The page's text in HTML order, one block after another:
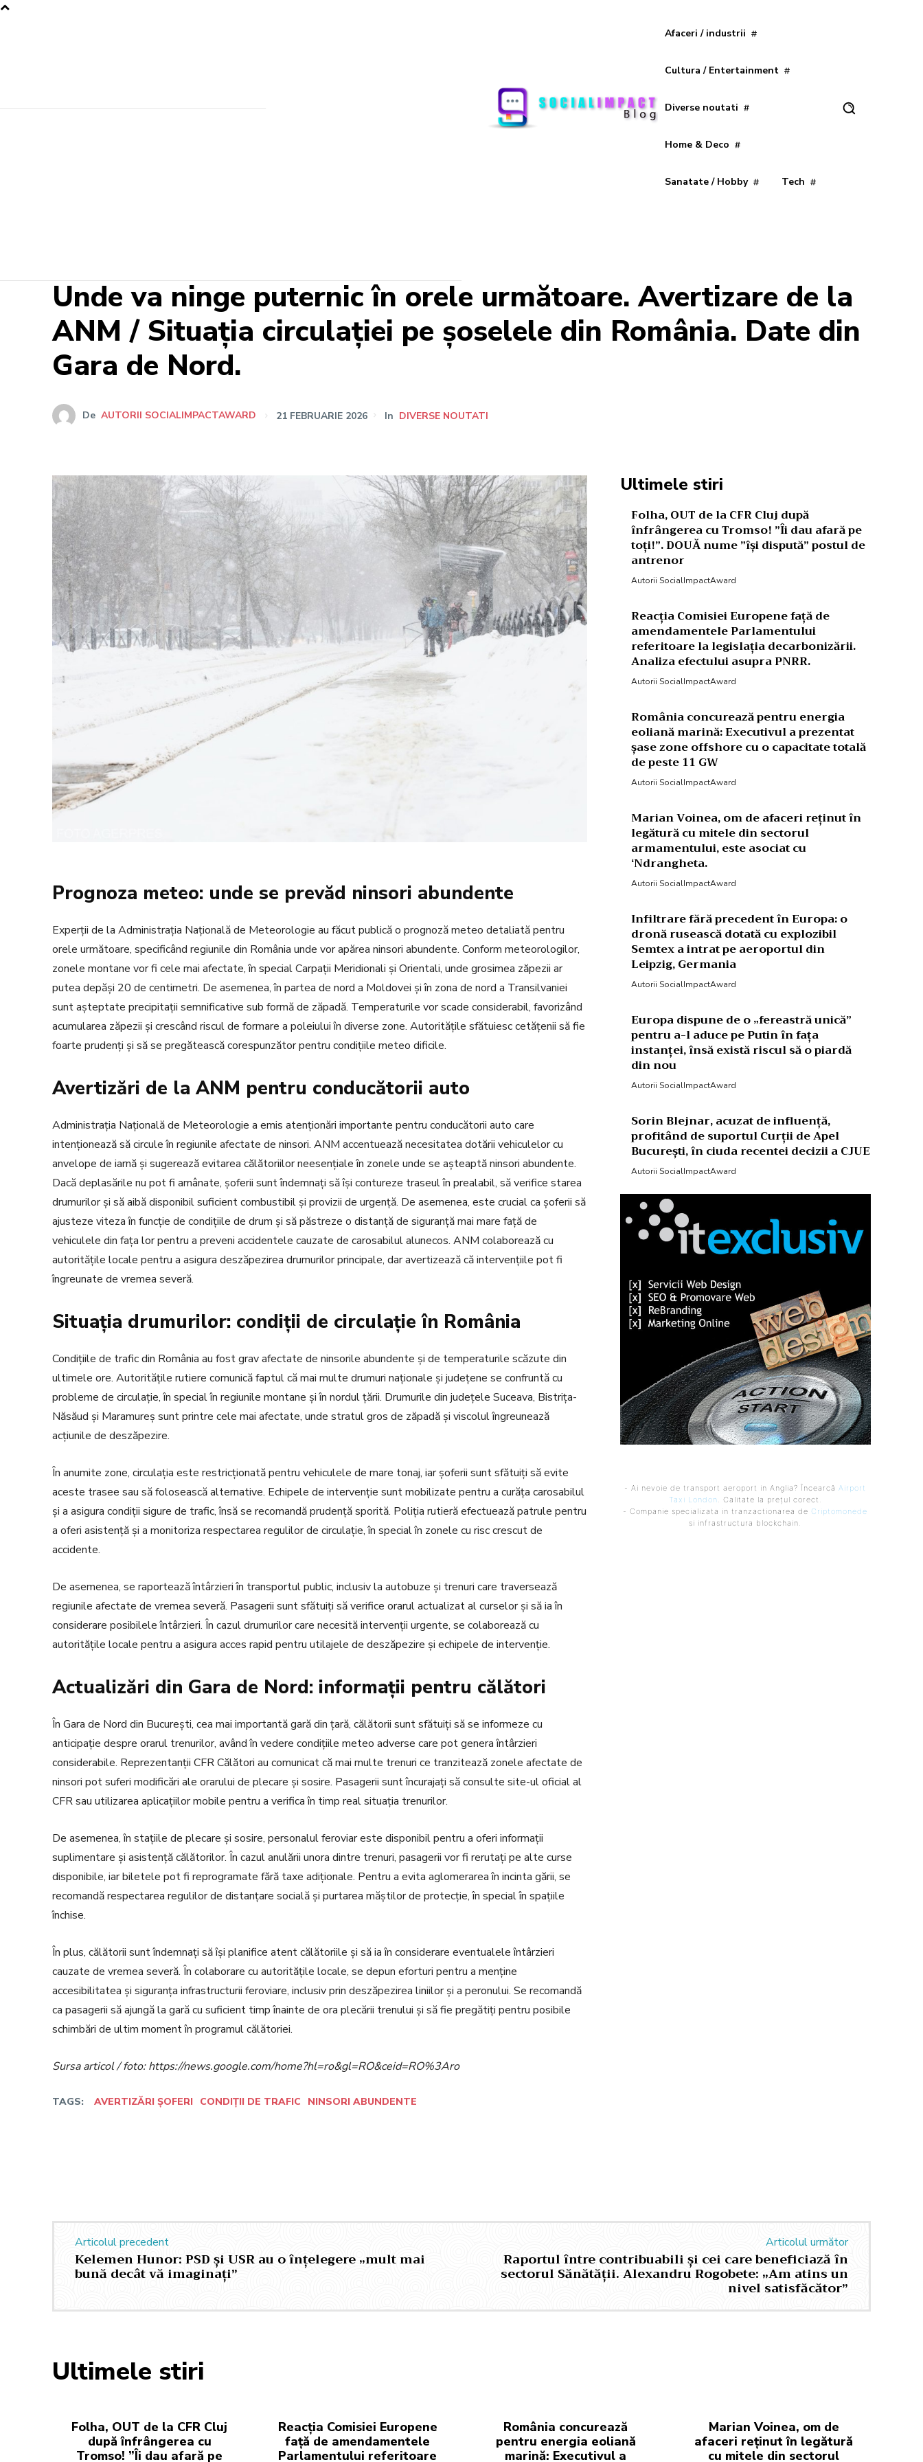
Afaceri / industrii
Cultura / Entertainment
Diverse noutati
Home & Deco
Sanatate / Hobby Tech
Unde va ninge puternic în orele următoare. Avertizare de la
ANM / Situația circulației pe șoselele din România. Date din
Gara de Nord.
De AUTORII SOCIALIMPACTAWARD 21 FEBRUARIE 2026 In DIVERSE NOUTATI
Prognoza meteo: unde se prevăd ninsori abundente
Experții de la Administrația Națională de Meteorologie au făcut publică o prognoză meteo detaliată pentru
orele următoare, specificând regiunile din România unde vor apărea ninsori abundente. Conform meteorologilor,
zonele montane vor fi cele mai afectate, în special Carpații Meridionali și Orientali, unde grosimea zăpezii ar
putea depăși 20 de centimetri. De asemenea, în partea de nord a Moldovei și în zona de nord a Transilvaniei
sunt așteptate precipitații semnificative sub formă de zăpadă. Temperaturile vor scade considerabil, favorizând
acumularea zăpezii și crescând riscul de formare a poleiului în diverse zone. Autoritățile sfătuiesc cetățenii să fie
foarte prudenți și să se pregătească corespunzător pentru condițiile meteo dificile.
Avertizări de la ANM pentru conducătorii auto
Administrația Națională de Meteorologie a emis atenționări importante pentru conducătorii auto care
intenționează să circule în regiunile afectate de ninsori. ANM accentuează necesitatea dotării vehiculelor cu
anvelope de iarnă și sugerează evitarea călătoriilor neesențiale în zonele unde se așteaptă ninsori abundente.
Dacă deplasările nu pot fi amânate, șoferii sunt îndemnați să își contureze traseul în prealabil, să verifice starea
drumurilor și să aibă disponibil suficient combustibil și provizii de urgență. De asemenea, este crucial ca șoferii să
ajusteze viteza în funcție de condițiile de drum și să păstreze o distanță de siguranță mai mare față de
vehiculele din fața lor pentru a preveni accidentele cauzate de carosabilul alunecos. ANM colaborează cu
autoritățile locale pentru a asigura deszăpezirea drumurilor principale, dar avertizează că intervențiile pot fi
îngreunate de vremea severă.
Situația drumurilor: condiții de circulație în România
Condițiile de trafic din România au fost grav afectate de ninsorile abundente și de temperaturile scăzute din
ultimele ore. Autoritățile rutiere comunică faptul că mai multe drumuri naționale și județene se confruntă cu
probleme de circulație, în special în regiunile montane și în nordul țării. Drumurile din județele Suceava, Bistrița-
Năsăud și Maramureș sunt printre cele mai afectate, unde stratul gros de zăpadă și viscolul îngreunează
acțiunile de deszăpezire.
În anumite zone, circulația este restricționată pentru vehiculele de mare tonaj, iar șoferii sunt sfătuiți să evite
aceste trasee sau să folosească alternative. Echipele de intervenție sunt mobilizate pentru a curăța carosabilul
și a asigura condiții sigure de trafic, însă se recomandă prudență sporită. Poliția rutieră efectuează patrule pentru
a oferi asistență și a monitoriza respectarea regulilor de circulație, în special în zonele cu risc crescut de
accidente.
De asemenea, se raportează întârzieri în transportul public, inclusiv la autobuze și trenuri care traversează
regiunile afectate de vremea severă. Pasagerii sunt sfătuiți să verifice orarul actualizat al curselor și să ia în
considerare posibilele întârzieri. În cazul drumurilor care necesită intervenții urgente, se colaborează cu
autoritățile locale pentru a asigura acces rapid pentru utilajele de deszăpezire și echipele de intervenție.
Actualizări din Gara de Nord: informații pentru călători
În Gara de Nord din București, cea mai importantă gară din țară, călătorii sunt sfătuiți să se informeze cu
anticipație despre orarul trenurilor, având în vedere condițiile meteo adverse care pot genera întârzieri
considerabile. Reprezentanții CFR Călători au comunicat că mai multe trenuri ce tranzitează zonele afectate de
ninsori pot suferi modificări ale orarului de plecare și sosire. Pasagerii sunt încurajați să consulte site-ul oficial al
CFR sau utilizarea aplicațiilor mobile pentru a verifica în timp real situația trenurilor.
De asemenea, în stațiile de plecare și sosire, personalul feroviar este disponibil pentru a oferi informații
suplimentare și asistență călătorilor. În cazul anulării unora dintre trenuri, pasagerii vor fi rerutați pe alte curse
disponibile, iar biletele pot fi reprogramate fără taxe adiționale. Pentru a evita aglomerarea în incinta gării, se
recomandă respectarea regulilor de distanțare socială și purtarea măștilor de protecție, în special în spațiile
închise.
În plus, călătorii sunt îndemnați să își planifice atent călătoriile și să ia în considerare eventualele întârzieri
cauzate de vremea severă. În colaborare cu autoritățile locale, se depun eforturi pentru a menține
accesibilitatea și siguranța infrastructurii feroviare, inclusiv prin deszăpezirea liniilor și a peronului. Se recomandă
ca pasagerii să ajungă la gară cu suficient timp înainte de ora plecării trenului și să fie pregătiți pentru posibile
schimbări de ultim moment în programul călătoriei.
Sursa articol / foto: https://news.google.com/home?hl=ro&gl=RO&ceid=RO%3Aro
TAGS: AVERTIZĂRI ȘOFERI CONDIȚII DE TRAFIC NINSORI ABUNDENTE
Ultimele stiri
Folha, OUT de la CFR Cluj după
înfrângerea cu Tromso! ”Îi dau afară pe
toți!”. DOUĂ nume ”își dispută” postul de
antrenor
Autorii SocialImpactAward
Reacția Comisiei Europene față de
amendamentele Parlamentului
referitoare la legislația decarbonizării.
Analiza efectului asupra PNRR.
Autorii SocialImpactAward
România concurează pentru energia
eoliană marină: Executivul a prezentat
șase zone offshore cu o capacitate totală
de peste 11 GW
Autorii SocialImpactAward
Marian Voinea, om de afaceri reținut în
legătură cu mitele din sectorul
armamentului, este asociat cu
‘Ndrangheta.
Autorii SocialImpactAward
Infiltrare fără precedent în Europa: o
dronă rusească dotată cu explozibil
Semtex a intrat pe aeroportul din
Leipzig, Germania
Autorii SocialImpactAward
Europa dispune de o „fereastră unică”
pentru a-l aduce pe Putin în fața
instanței, însă există riscul să o piardă
din nou
Autorii SocialImpactAward
Sorin Blejnar, acuzat de influență,
profitând de suportul Curții de Apel
București, în ciuda recentei decizii a CJUE
Autorii SocialImpactAward
- Ai nevoie de transport aeroport in Anglia? ÎncearcăAirport
Taxi London. Calitate la prețul corect.
- Companie specializata in tranzactionarea deCriptomonede
si infrastructura blockchain.
Articolul precedent
Kelemen Hunor: PSD și USR au o înțelegere „mult mai
bună decât vă imaginați”
Articolul următor
Raportul între contribuabili și cei care beneficiază în
sectorul Sănătății. Alexandru Rogobete: „Am atins un
nivel satisfăcător”
Ultimele stiri
Folha, OUT de la CFR Cluj
după înfrângerea cu
Tromso! ”Îi dau afară pe
Reacția Comisiei Europene
față de amendamentele
Parlamentului referitoare
România concurează
pentru energia eoliană
marină: Executivul a
Marian Voinea, om de
afaceri reținut în legătură
cu mitele din sectorul